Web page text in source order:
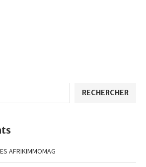
RECHERCHER
AFRIKIMMOMAG